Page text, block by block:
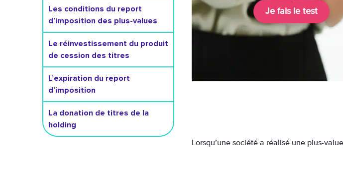
Les conditions du report
d’imposition des plus-values
Le réinvestissement du produit
de cession des titres
L’expiration du report
d’imposition
La donation de titres de la
holding
Je fais le test
Lorsqu’une société a réalisé une plus-